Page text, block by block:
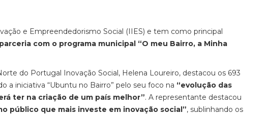
e Empreendedorismo Social (IIES) e tem como principal
com o programa municipal “O meu Bairro, a Minha
do Portugal Inovação Social, Helena Loureiro, destacou os 693
a iniciativa “Ubuntu no Bairro” pelo seu foco na “evolução das
ter na criação de um país melhor”. A representante destacou
público que mais investe em inovação social”, sublinhando os